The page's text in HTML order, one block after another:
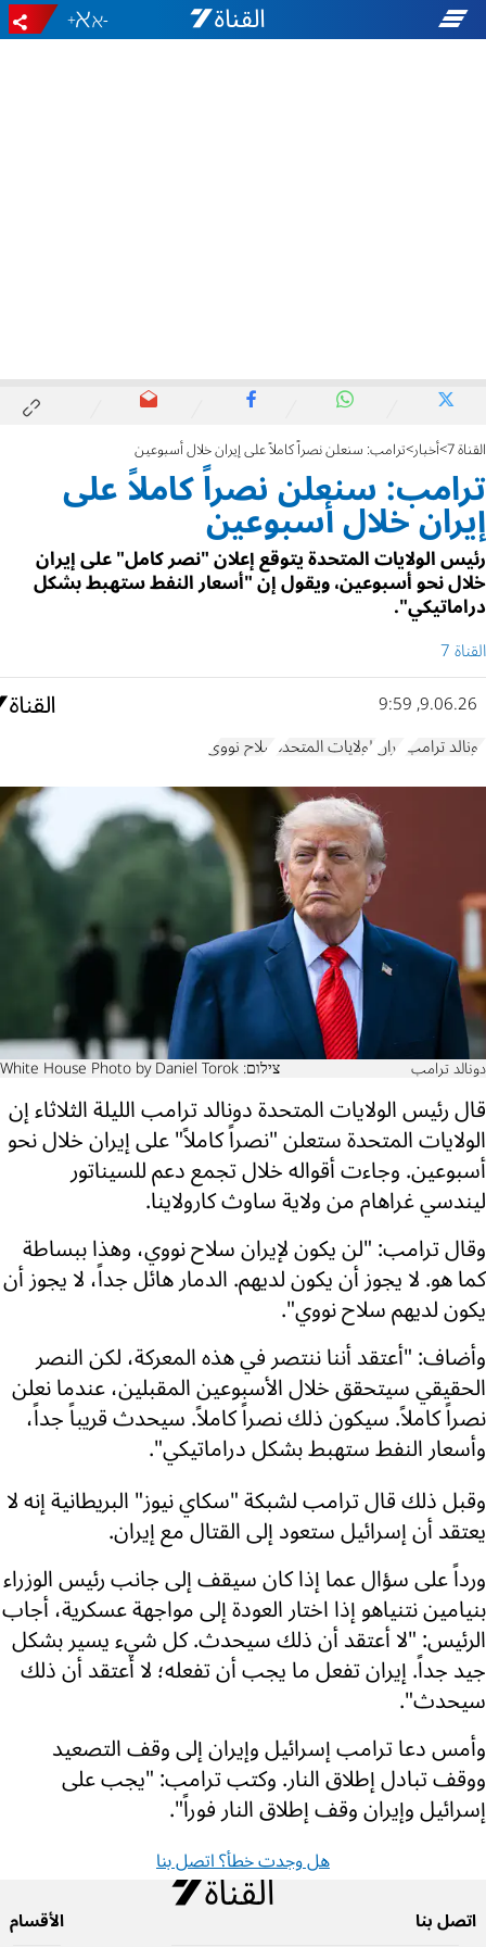
-
+
القناة 7 أخبار ترامب: سنعلن نصراً كاملاً على إيران خلال أسبوعين
ترامب: سنعلن نصراً كاملاً على
إيران خلال أسبوعين
رئيس الولايات المتحدة يتوقع إعلان "نصر كامل" على إيران
خلال نحو أسبوعين، ويقول إن "أسعار النفط ستهبط بشكل
دراماتيكي".
القناة 7
9.06.26, 9:59
دونالد ترامب إيرانالولايات المتحدة سلاح نووي
دونالد ترامب צילום: White House Photo by Daniel Torok
قال رئيس الولايات المتحدة دونالد ترامب الليلة الثلاثاء إن
الولايات المتحدة ستعلن "نصراً كاملاً" على إيران خلال نحو
أسبوعين. وجاءت أقواله خلال تجمع دعم للسيناتور
ليندسي غراهام من ولاية ساوث كارولاينا.
وقال ترامب: "لن يكون لإيران سلاح نووي، وهذا ببساطة
كما هو. لا يجوز أن يكون لديهم. الدمار هائل جداً، لا يجوز أن
يكون لديهم سلاح نووي".
وأضاف: "أعتقد أننا ننتصر في هذه المعركة، لكن النصر
الحقيقي سيتحقق خلال الأسبوعين المقبلين، عندما نعلن
نصراً كاملاً. سيكون ذلك نصراً كاملاً. سيحدث قريباً جداً،
وأسعار النفط ستهبط بشكل دراماتيكي".
وقبل ذلك قال ترامب لشبكة "سكاي نيوز" البريطانية إنه لا
يعتقد أن إسرائيل ستعود إلى القتال مع إيران.
ورداً على سؤال عما إذا كان سيقف إلى جانب رئيس الوزراء
بنيامين نتنياهو إذا اختار العودة إلى مواجهة عسكرية، أجاب
الرئيس: "لا أعتقد أن ذلك سيحدث. كل شيء يسير بشكل
جيد جداً. إيران تفعل ما يجب أن تفعله؛ لا أعتقد أن ذلك
سيحدث".
وأمس دعا ترامب إسرائيل وإيران إلى وقف التصعيد
ووقف تبادل إطلاق النار. وكتب ترامب: "يجب على
إسرائيل وإيران وقف إطلاق النار فوراً".
هل وجدت خطأ؟ اتصل بنا
اتصل بنا الأقسام